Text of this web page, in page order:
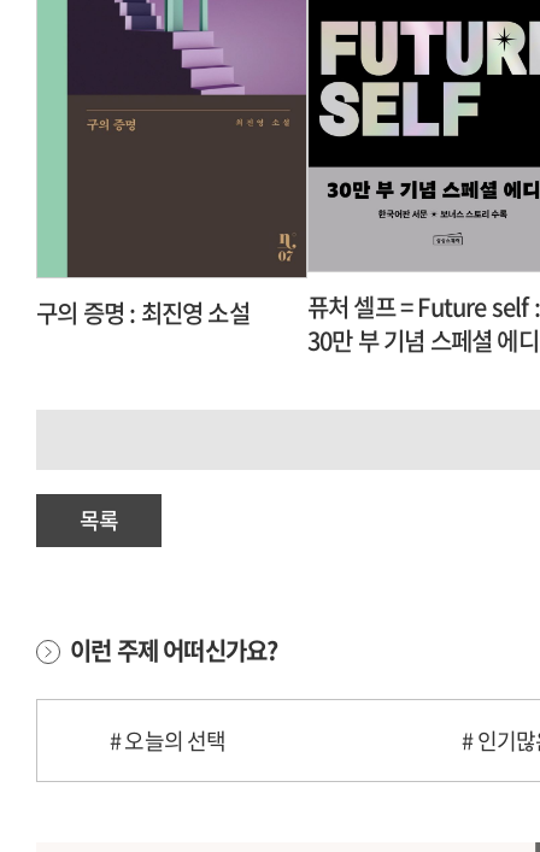
구의 증명 : 최진영 소설
퓨처 셀프 = Future self :
30만 부 기념 스페셜 에
목록
이런 주제 어떠신가요?
# 오늘의 선택 # 인기